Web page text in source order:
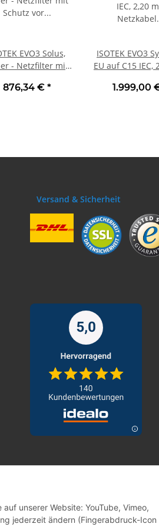
unserer Website: YouTube, Vimeo,
jederzeit ändern (Fingerabdruck-Icon
EVO3 Solus,
- Netzfilter mit
Spannungsspitzen
876,34 € *
ISOTEK EVO3
EU auf C15 IEC,
1.999,00
Versand & Sicherheit